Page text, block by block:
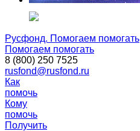
Русфонд. Помогаем помогать
Помогаем помогать
8 (800) 250 7525
rusfond@rusfond.ru
Как
помочь
Кому
помочь
Получить